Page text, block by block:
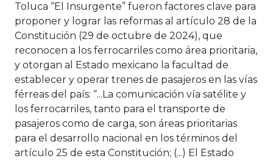
Toluca “El Insurgente” fueron factores clave para
proponer y lograr las reformas al artículo 28 de la
Constitución (29 de octubre de 2024), que
reconocen a los ferrocarriles como área prioritaria,
y otorgan al Estado mexicano la facultad de
establecer y operar trenes de pasajeros en las vías
férreas del país: “...La comunicación vía satélite y
los ferrocarriles, tanto para el transporte de
pasajeros como de carga, son áreas prioritarias
para el desarrollo nacional en los términos del
artículo 25 de esta Constitución; (...) El Estado